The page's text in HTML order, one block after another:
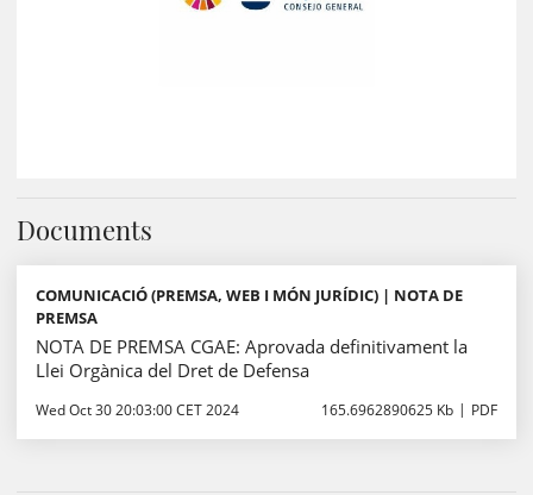
Documents
COMUNICACIÓ (PREMSA, WEB I MÓN JURÍDIC) | NOTA DE
PREMSA
NOTA DE PREMSA CGAE: Aprovada definitivament la
Llei Orgànica del Dret de Defensa
Wed Oct 30 20:03:00 CET 2024 165.6962890625 Kb PDF